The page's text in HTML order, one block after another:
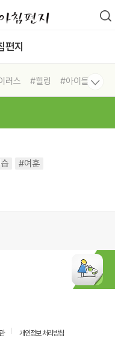
편지
러스 #힐링
#아이들
#여훈
개인정보 처리방침